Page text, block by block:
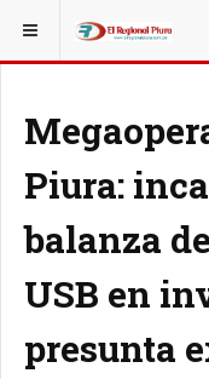
ESTÁ AQUÍ:
Piura:
balanza
USB en
presunta